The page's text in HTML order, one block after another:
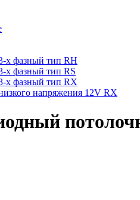
х фазный тип RH
х фазный тип RS
х фазный тип RX
напряжения 12V RX